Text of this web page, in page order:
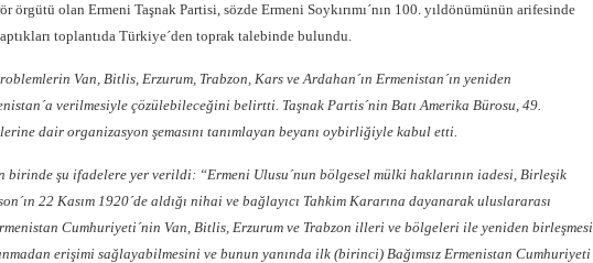
örgütü olan Ermeni Taşnak Partisi, sözde Ermeni Soykırımı´nın 100. yıldönümünün arifesinde
toplantıda Türkiye´den toprak talebinde bulundu.
Van, Bitlis, Erzurum, Trabzon, Kars ve Ardahan´ın Ermenistan´ın yeniden
verilmesiyle çözülebileceğini belirtti. Taşnak Partis´nin Batı Amerika Bürosu, 49.
dair organizasyon şemasını tanımlayan beyanı oybirliğiyle kabul etti.
birinde şu ifadelere yer verildi: “Ermeni Ulusu´nun bölgesel mülki haklarının iadesi, Birleşik
22 Kasım 1920´de aldığı nihai ve bağlayıcı Tahkim Kararına dayanarak uluslararası
Cumhuriyeti´nin Van, Bitlis, Erzurum ve Trabzon illeri ve bölgeleri ile yeniden birleşmesi
erişimi sağlayabilmesini ve bunun yanında ilk (birinci) Bağımsız Ermenistan Cumhuriyeti